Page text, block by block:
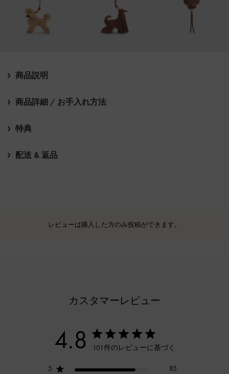
商品説明
商品詳細 / お手入れ方法
特典
配送 & 返品
レビューは購入した方のみ投稿ができます。
カスタマーレビュー
4.8 101件のレビューに基づく
5
85